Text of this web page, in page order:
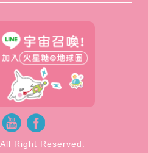
Right Reserved.